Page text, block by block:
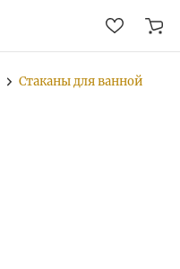
Стаканы для ванной